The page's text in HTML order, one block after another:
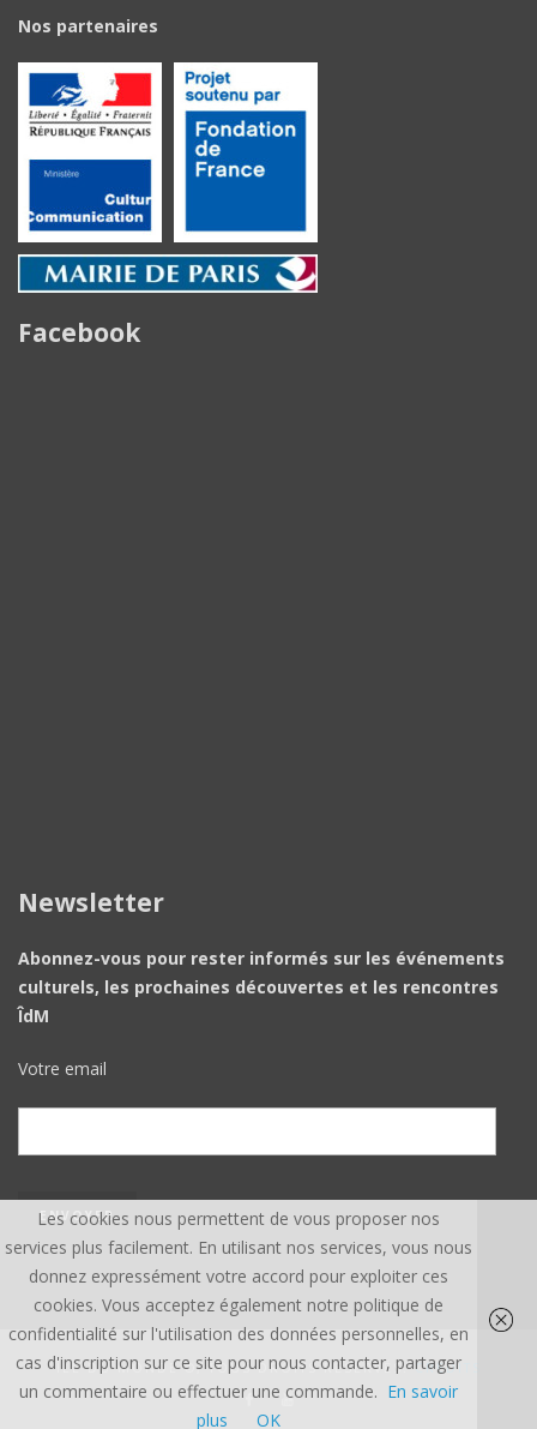
Nos partenaires
Facebook
Newsletter
Abonnez-vous pour rester informés sur les événements
culturels, les prochaines découvertes et les rencontres
ÎdM
Votre email
ÎLE DU MONDE ©, TOUS DROITS RÉSERVÉS.CREDITS
Les cookies nous permettent de vous proposer nos
services plus facilement. En utilisant nos services, vous nous
donnez expressément votre accord pour exploiter ces
cookies. Vous acceptez également notre politique de
confidentialité sur l'utilisation des données personnelles, en
cas d'inscription sur ce site pour nous contacter, partager
un commentaire ou effectuer une commande. En savoir
plus
OK